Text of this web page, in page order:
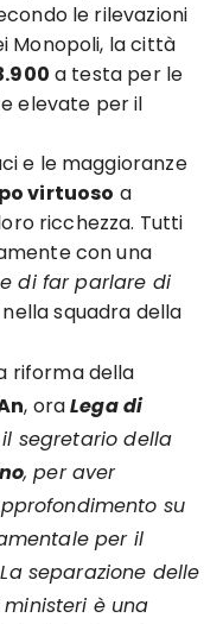
le rilevazioni
Monopoli, la città
a testa per le
elevate per il
e le maggioranze
virtuoso a
ricchezza. Tutti
con una
di far parlare di
squadra della
riforma della
, oraLega di
il segretario della
, per aver
su
per il
separazione delle
è una